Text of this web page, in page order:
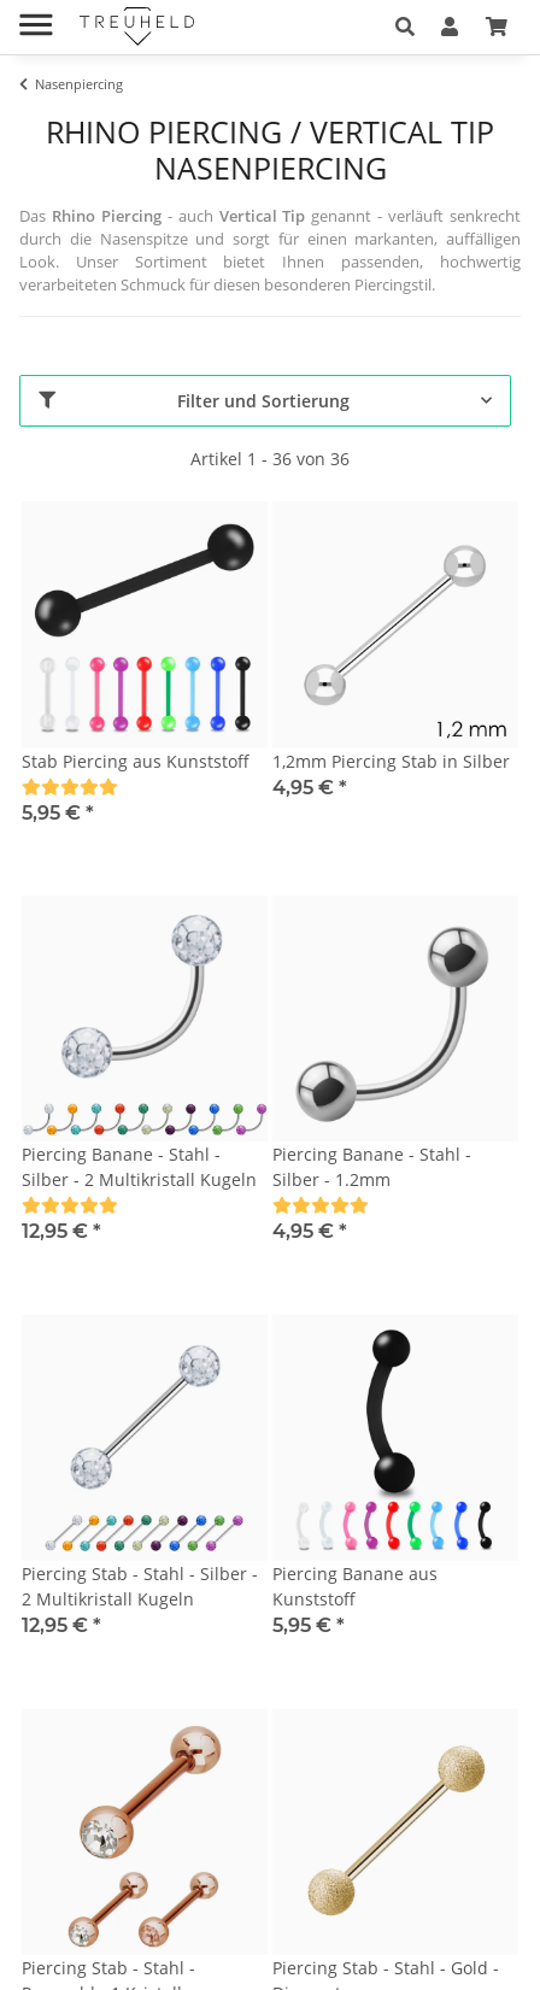
Nasenpiercing
RHINO PIERCING / VERTICAL TIP
NASENPIERCING
Das Rhino Piercing- auch Vertical Tip genannt - verläuft senkrecht
durch die Nasenspitze und sorgt für einen markanten, auffälligen
Look. Unser Sortiment bietet Ihnen passenden, hochwertig
verarbeiteten Schmuck für diesen besonderen Piercingstil.
Filter und Sortierung
Artikel 1 - 36 von 36
Stab Piercing aus Kunststoff
5,95 € *
1,2mm Piercing Stab in Silber
4,95 € *
Piercing Banane - Stahl -
Silber - 2 Multikristall Kugeln
12,95 € *
Piercing Banane - Stahl -
Silber - 1.2mm
4,95 € *
Piercing Stab - Stahl - Silber -
2 Multikristall Kugeln
12,95 € *
Piercing Banane aus
Kunststoff
5,95 € *
Piercing Stab - Stahl -
Piercing Stab - Stahl - Gold -